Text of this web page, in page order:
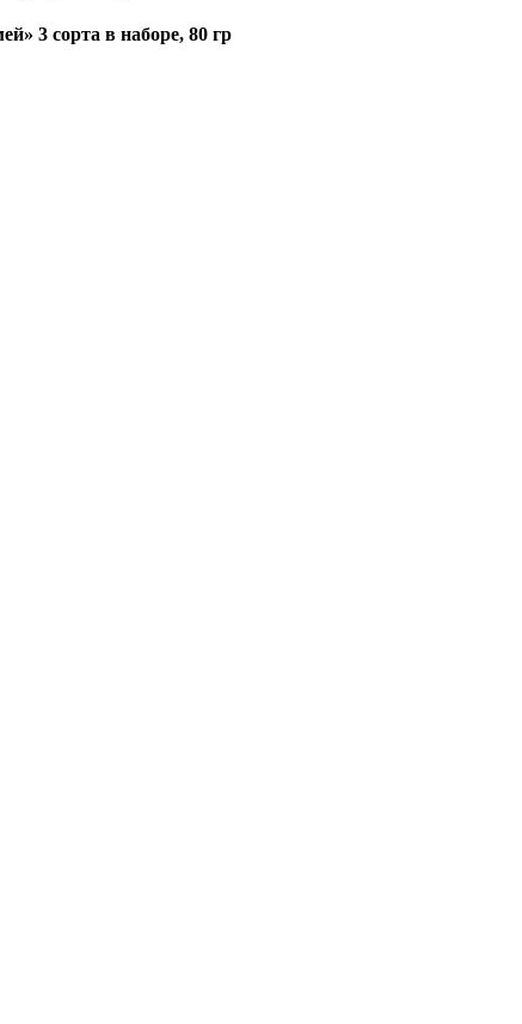
3 сорта в наборе, 80 гр